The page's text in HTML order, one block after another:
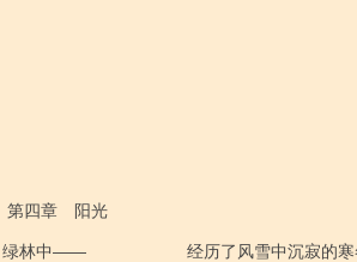
　　　　经历了风雪中沉寂的寒